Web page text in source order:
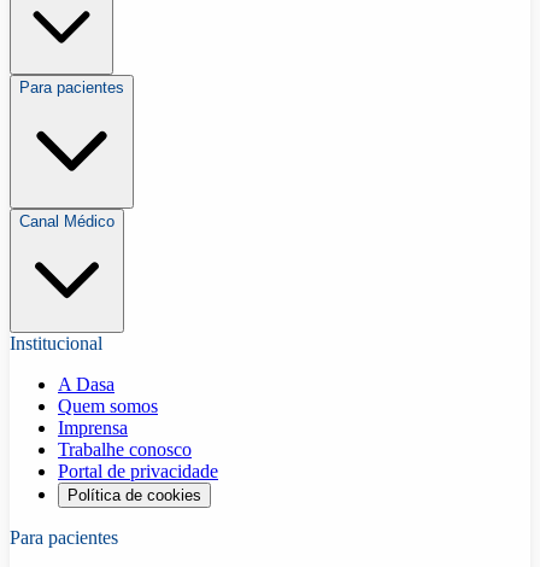
Para pacientes
Canal Médico
Institucional
A Dasa
Quem somos
Imprensa
Trabalhe conosco
Portal de privacidade
Política de cookies
Para pacientes